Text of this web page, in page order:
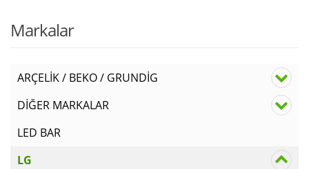
Markalar
ARÇELİK / BEKO / GRUNDİG
DİĞER MARKALAR
LED BAR
LG